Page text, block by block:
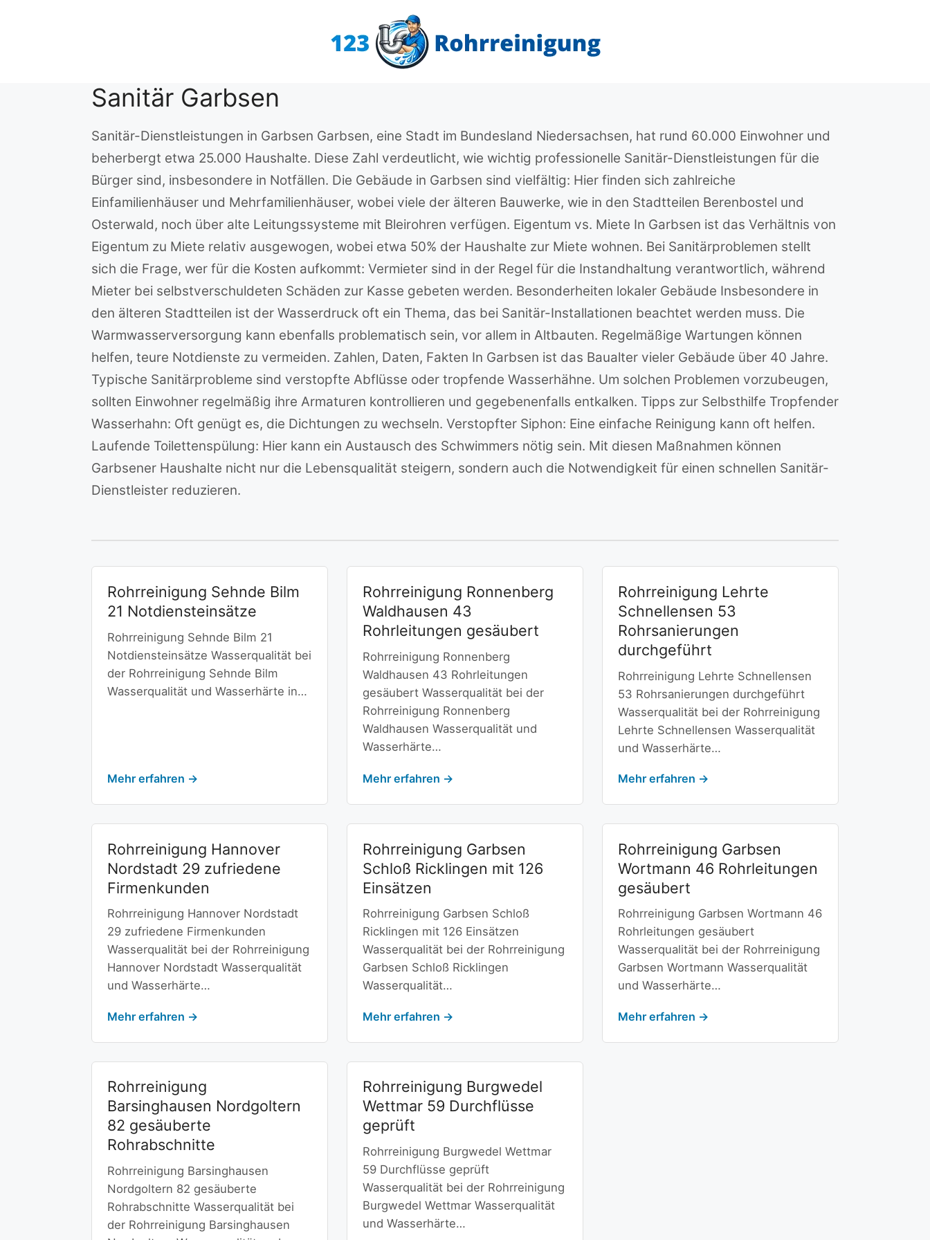
Sanitär Garbsen
Sanitär-Dienstleistungen in Garbsen Garbsen, eine Stadt im Bundesland Niedersachsen, hat rund 60.000 Einwohner und
beherbergt etwa 25.000 Haushalte. Diese Zahl verdeutlicht, wie wichtig professionelle Sanitär-Dienstleistungen für die
Bürger sind, insbesondere in Notfällen. Die Gebäude in Garbsen sind vielfältig: Hier finden sich zahlreiche
Einfamilienhäuser und Mehrfamilienhäuser, wobei viele der älteren Bauwerke, wie in den Stadtteilen Berenbostel und
Osterwald, noch über alte Leitungssysteme mit Bleirohren verfügen. Eigentum vs. Miete In Garbsen ist das Verhältnis von
Eigentum zu Miete relativ ausgewogen, wobei etwa 50% der Haushalte zur Miete wohnen. Bei Sanitärproblemen stellt
sich die Frage, wer für die Kosten aufkommt: Vermieter sind in der Regel für die Instandhaltung verantwortlich, während
Mieter bei selbstverschuldeten Schäden zur Kasse gebeten werden. Besonderheiten lokaler Gebäude Insbesondere in
den älteren Stadtteilen ist der Wasserdruck oft ein Thema, das bei Sanitär-Installationen beachtet werden muss. Die
Warmwasserversorgung kann ebenfalls problematisch sein, vor allem in Altbauten. Regelmäßige Wartungen können
helfen, teure Notdienste zu vermeiden. Zahlen, Daten, Fakten In Garbsen ist das Baualter vieler Gebäude über 40 Jahre.
Typische Sanitärprobleme sind verstopfte Abflüsse oder tropfende Wasserhähne. Um solchen Problemen vorzubeugen,
sollten Einwohner regelmäßig ihre Armaturen kontrollieren und gegebenenfalls entkalken. Tipps zur Selbsthilfe Tropfender
Wasserhahn: Oft genügt es, die Dichtungen zu wechseln. Verstopfter Siphon: Eine einfache Reinigung kann oft helfen.
Laufende Toilettenspülung: Hier kann ein Austausch des Schwimmers nötig sein. Mit diesen Maßnahmen können
Garbsener Haushalte nicht nur die Lebensqualität steigern, sondern auch die Notwendigkeit für einen schnellen Sanitär-
Dienstleister reduzieren.
Rohrreinigung Sehnde Bilm
21 Notdiensteinsätze
Rohrreinigung Sehnde Bilm 21
Notdiensteinsätze Wasserqualität bei
der Rohrreinigung Sehnde Bilm
Wasserqualität und Wasserhärte in…
Mehr erfahren →
Rohrreinigung Ronnenberg
Waldhausen 43
Rohrleitungen gesäubert
Rohrreinigung Ronnenberg
Waldhausen 43 Rohrleitungen
gesäubert Wasserqualität bei der
Rohrreinigung Ronnenberg
Waldhausen Wasserqualität und
Wasserhärte…
Mehr erfahren →
Rohrreinigung Lehrte
Schnellensen 53
Rohrsanierungen
durchgeführt
Rohrreinigung Lehrte Schnellensen
53 Rohrsanierungen durchgeführt
Wasserqualität bei der Rohrreinigung
Lehrte Schnellensen Wasserqualität
und Wasserhärte…
Mehr erfahren →
Rohrreinigung Hannover
Nordstadt 29 zufriedene
Firmenkunden
Rohrreinigung Hannover Nordstadt
29 zufriedene Firmenkunden
Wasserqualität bei der Rohrreinigung
Hannover Nordstadt Wasserqualität
und Wasserhärte…
Mehr erfahren →
Rohrreinigung Garbsen
Schloß Ricklingen mit 126
Einsätzen
Rohrreinigung Garbsen Schloß
Ricklingen mit 126 Einsätzen
Wasserqualität bei der Rohrreinigung
Garbsen Schloß Ricklingen
Wasserqualität…
Mehr erfahren →
Rohrreinigung Garbsen
Wortmann 46 Rohrleitungen
gesäubert
Rohrreinigung Garbsen Wortmann 46
Rohrleitungen gesäubert
Wasserqualität bei der Rohrreinigung
Garbsen Wortmann Wasserqualität
und Wasserhärte…
Mehr erfahren →
Rohrreinigung
Barsinghausen Nordgoltern
82 gesäuberte
Rohrabschnitte
Rohrreinigung Barsinghausen
Nordgoltern 82 gesäuberte
Rohrabschnitte Wasserqualität bei
der Rohrreinigung Barsinghausen
Rohrreinigung Burgwedel
Wettmar 59 Durchflüsse
geprüft
Rohrreinigung Burgwedel Wettmar
59 Durchflüsse geprüft
Wasserqualität bei der Rohrreinigung
Burgwedel Wettmar Wasserqualität
und Wasserhärte…